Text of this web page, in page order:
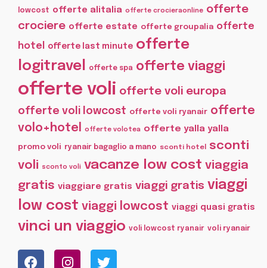
lowcost offerte alitalia offerte crocieraonline offerte
crociere offerte estate offerte groupalia offerte
hotel
offerte last minute offerte
logitravel offerte spa offerte viaggi
offerte voli offerte voli europa
offerte voli lowcost offerte voli ryanair offerte
volo+hotel offerte volotea offerte yalla yalla
promo voli ryanair bagaglio a mano sconti hotel
sconti
voli
sconto voli vacanze low cost viaggia
gratis viaggiare gratis viaggi gratis viaggi
low cost viaggi lowcost viaggi quasi gratis
vinci un viaggio voli lowcost ryanair voli ryanair